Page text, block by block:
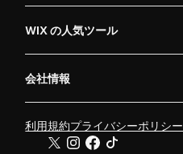
WIX の人気ツール
会社情報
利用規約プライバシーポリシー